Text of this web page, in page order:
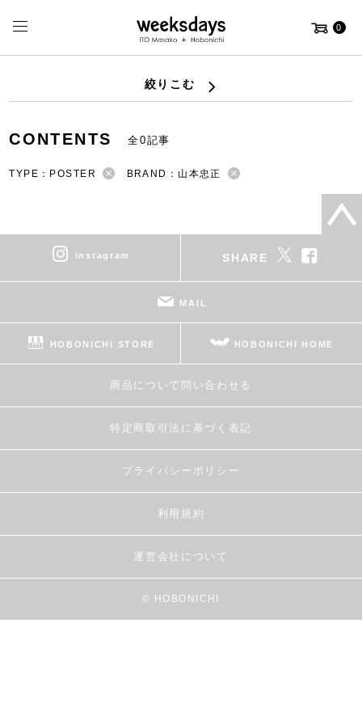
0
絞りこむ
CONTENTS 全0記事
TYPE：POSTER BRAND：山本忠正
instagram SHARE
MAIL
HOBONICHI STORE HOBONICHI HOME
商品について問い合わせる
特定商取引法に基づく表記
プライバシーポリシー
利用規約
運営会社について
© HOBONICHI